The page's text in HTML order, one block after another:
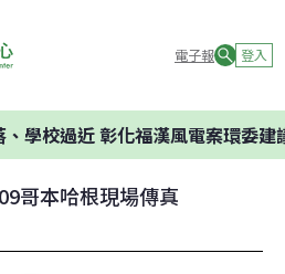
電子報 登入
過近 彰化福漢風電案環委建議不
哥本哈根現場傳真